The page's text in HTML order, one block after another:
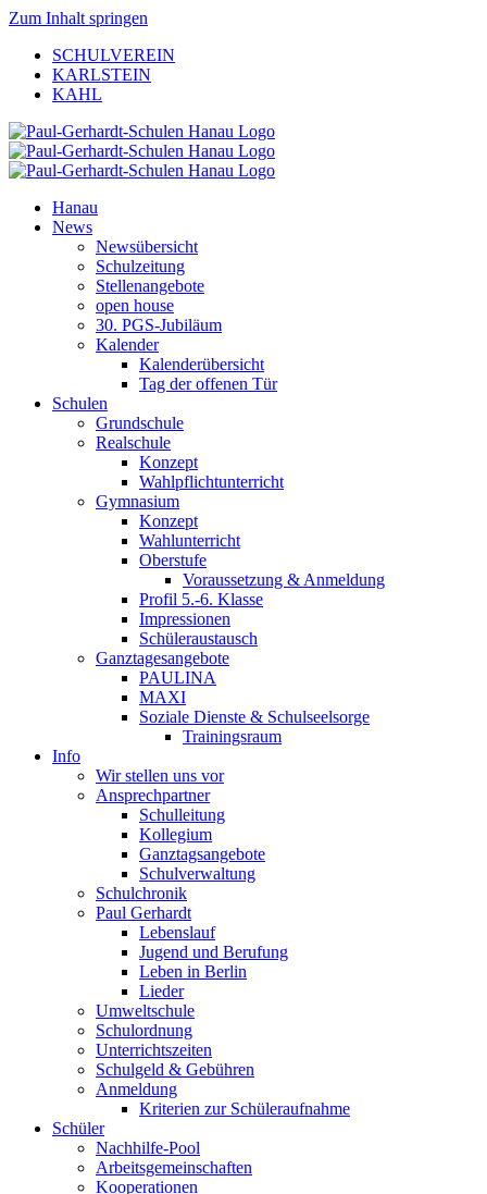
Zum Inhalt springen
SCHULVEREIN
KARLSTEIN
KAHL
Hanau
News
Newsübersicht
Schulzeitung
Stellenangebote
open house
30. PGS-Jubiläum
Kalender
Kalenderübersicht
Tag der offenen Tür
Schulen
Grundschule
Realschule
Konzept
Wahlpflichtunterricht
Gymnasium
Konzept
Wahlunterricht
Oberstufe
Voraussetzung & Anmeldung
Profil 5.-6. Klasse
Impressionen
Schüleraustausch
Ganztagesangebote
PAULINA
MAXI
Soziale Dienste & Schulseelsorge
Trainingsraum
Info
Wir stellen uns vor
Ansprechpartner
Schulleitung
Kollegium
Ganztagsangebote
Schulverwaltung
Schulchronik
Paul Gerhardt
Lebenslauf
Jugend und Berufung
Leben in Berlin
Lieder
Umweltschule
Schulordnung
Unterrichtszeiten
Schulgeld & Gebühren
Anmeldung
Kriterien zur Schüleraufnahme
Schüler
Nachhilfe-Pool
Arbeitsgemeinschaften
Kooperationen